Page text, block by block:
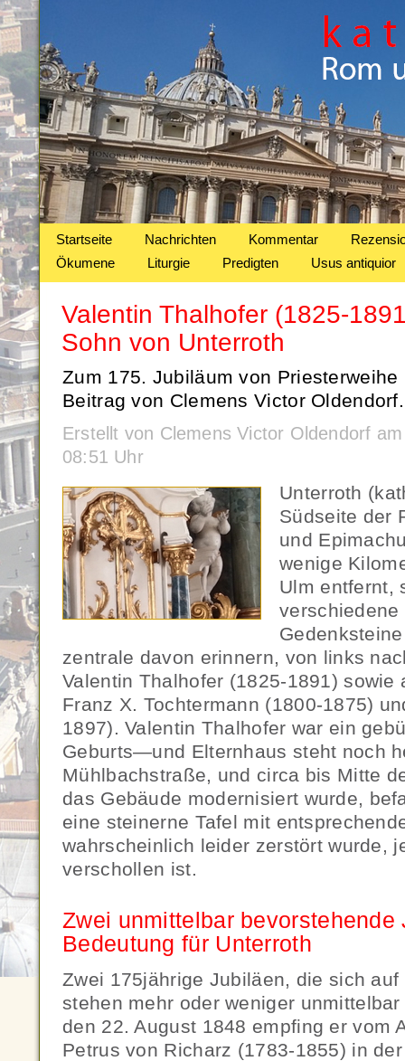
Startseite Nachrichten Kommentar
Ökumene
Liturgie Predigten Usus antiquior
Valentin Thalhofer (1825-
Sohn von Unterroth
Zum 175. Jubiläum von
Beitrag von Clemens Victor Oldendorf.
Erstellt von Clemens Victor Oldendorf
08:51 Uhr
Unterroth
Südseite der
und
wenige
Ulm entfernt,
verschiedene
zentrale davon erinnern, von links
Valentin Thalhofer (1825-1891) sowie
Franz X. Tochtermann (1800-1875)
1897). Valentin Thalhofer war ein
Geburts—und Elternhaus steht noch
Mühlbachstraße, und circa bis Mitte
das Gebäude modernisiert wurde,
eine steinerne Tafel mit
wahrscheinlich leider zerstört wurde,
verschollen ist.
Zwei unmittelbar bevorstehende
Bedeutung für Unterroth
Zwei 175jährige Jubiläen, die sich
stehen mehr oder weniger
den 22. August 1848 empfing er vom
Petrus von Richarz (1783-1855) in